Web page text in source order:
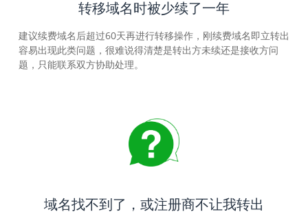
转移域名时被少续了一年
建议续费域名后超过60天再进行转移操作，刚续费域名即立转出
容易出现此类问题，很难说得清楚是转出方未续还是接收方问
题，只能联系双方协助处理。
域名找不到了，或注册商不让我转出